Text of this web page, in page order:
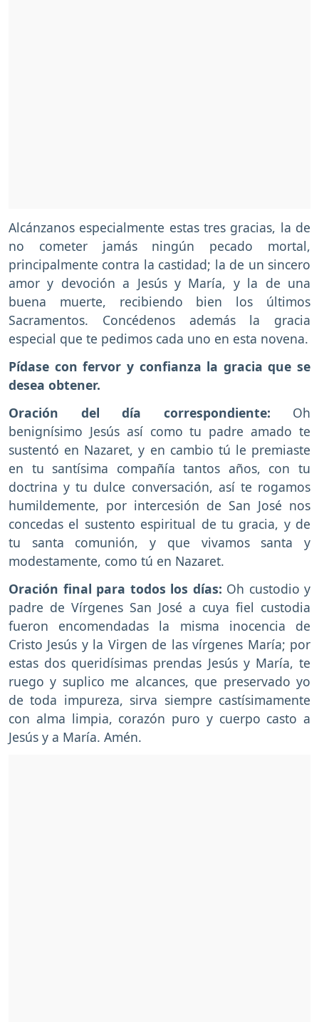
Alcánzanos especialmente estas tres gracias, la de
no cometer jamás ningún pecado mortal,
principalmente contra la castidad; la de un sincero
amor y devoción a Jesús y María, y la de una
buena muerte, recibiendo bien los últimos
Sacramentos. Concédenos además la gracia
especial que te pedimos cada uno en esta novena.
Pídase con fervor y confianza la gracia que se
desea obtener.
Oración del día correspondiente: Oh
benignísimo Jesús así como tu padre amado te
sustentó en Nazaret, y en cambio tú le premiaste
en tu santísima compañía tantos años, con tu
doctrina y tu dulce conversación, así te rogamos
humildemente, por intercesión de San José nos
concedas el sustento espiritual de tu gracia, y de
tu santa comunión, y que vivamos santa y
modestamente, como tú en Nazaret.
Oración final para todos los días: Oh custodio y
padre de Vírgenes San José a cuya fiel custodia
fueron encomendadas la misma inocencia de
Cristo Jesús y la Virgen de las vírgenes María; por
estas dos queridísimas prendas Jesús y María, te
ruego y suplico me alcances, que preservado yo
de toda impureza, sirva siempre castísimamente
con alma limpia, corazón puro y cuerpo casto a
Jesús y a María. Amén.